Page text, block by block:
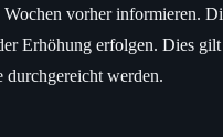
vorher informieren.
Erhöhung erfolgen. Dies gilt
durchgereicht werden.